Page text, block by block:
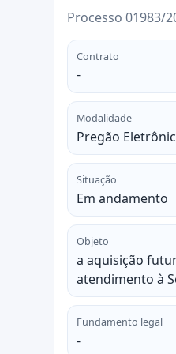
Processo 01983/
Contrato
-
Modalidade
Pregão
Situação
Em andamento
Objeto
a aquisição
atendimento à
Fundamento legal
-